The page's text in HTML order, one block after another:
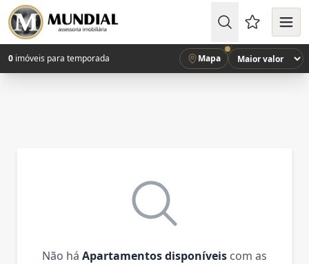
Favoritos
0 imóveis para temporada Mapa
Não há Apartamentos disponíveis com as